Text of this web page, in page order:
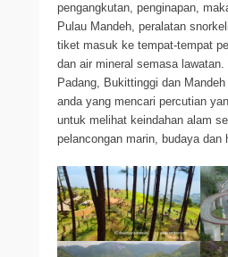
pengangkutan, penginapan,
Pulau Mandeh, peralatan
tiket masuk ke tempat-tempat
dan air mineral semasa
Padang, Bukittinggi dan
anda yang mencari percutian
untuk melihat keindahan alam
pelancongan marin, budaya dan